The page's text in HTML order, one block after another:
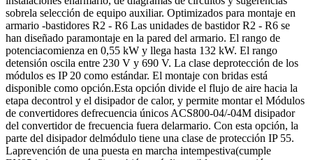
sobrela selección de equipo auxiliar. Optimizados para montaje en
armario -bastidores R2 - R6 Las unidades de bastidor R2 - R6 se
han diseñado paramontaje en la pared del armario. El rango de
potenciacomienza en 0,55 kW y llega hasta 132 kW. El rango
detensión oscila entre 230 V y 690 V. La clase deprotección de los
módulos es IP 20 como estándar. El montaje con bridas está
disponible como opción.Esta opción divide el flujo de aire hacia la
etapa decontrol y el disipador de calor, y permite montar el Módulos
de convertidores defrecuencia únicos ACS800-04/-04M disipador
del convertidor de frecuencia fuera delarmario. Con esta opción, la
parte del disipador delmódulo tiene una clase de protección IP 55.
Laprevención de una puesta en marcha intempestiva(cumple